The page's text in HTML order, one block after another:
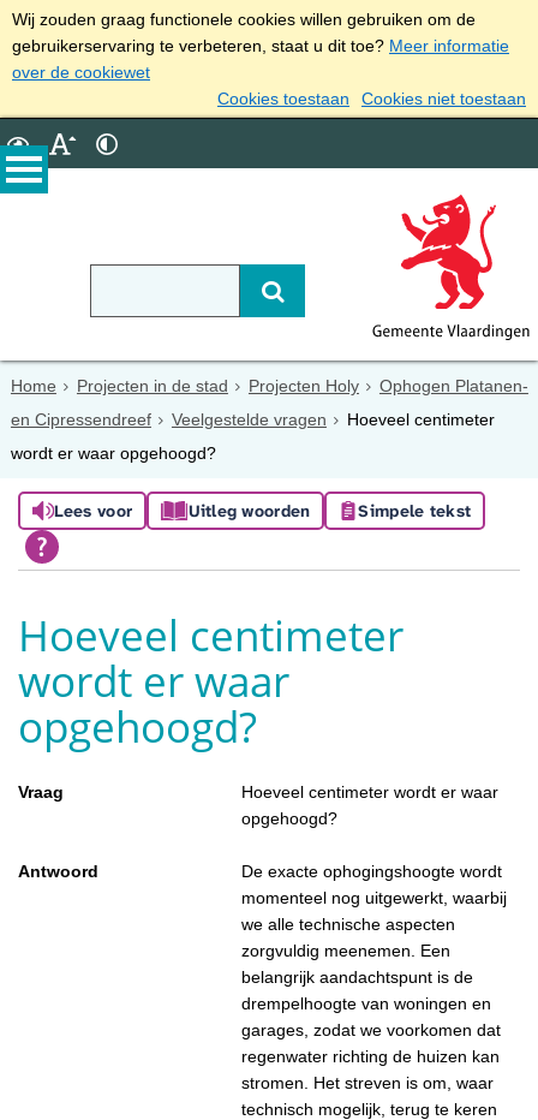
Wij zouden graag functionele cookies willen gebruiken om de
gebruikerservaring te verbeteren, staat u dit toe? Meer informatie
over de cookiewet
Cookies toestaan
Cookies niet toestaan
Home Projecten in de stad Projecten Holy
Ophogen Platanen-
en Cipressendreef
Veelgestelde vragen
Hoeveel centimeter
wordt er waar opgehoogd?
Lees voor Uitleg woorden Simpele tekst
Hoeveel centimeter
wordt er waar
opgehoogd?
Vraag
Hoeveel centimeter wordt er waar
opgehoogd?
Antwoord
De exacte ophogingshoogte wordt
momenteel nog uitgewerkt, waarbij
we alle technische aspecten
zorgvuldig meenemen. Een
belangrijk aandachtspunt is de
drempelhoogte van woningen en
garages, zodat we voorkomen dat
regenwater richting de huizen kan
stromen. Het streven is om, waar
technisch mogelijk, terug te keren